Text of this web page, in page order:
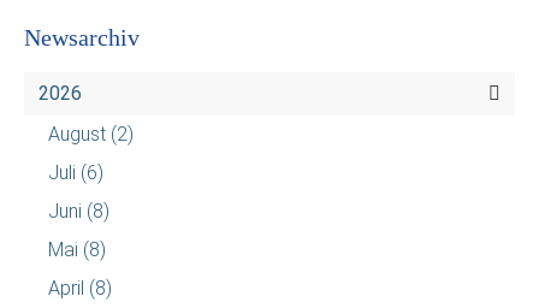
Newsarchiv
2026
August (2)
Juli (6)
Juni (8)
Mai (8)
April (8)